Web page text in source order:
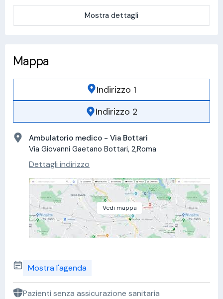
Mostra dettagli
Mappa
Indirizzo 1
Indirizzo 2
Ambulatorio medico - Via Bottari
Via Giovanni Gaetano Bottari, 2,Roma
Dettagli indirizzo
Vedi mappa
Mostra l'agenda
Pazienti senza assicurazione sanitaria